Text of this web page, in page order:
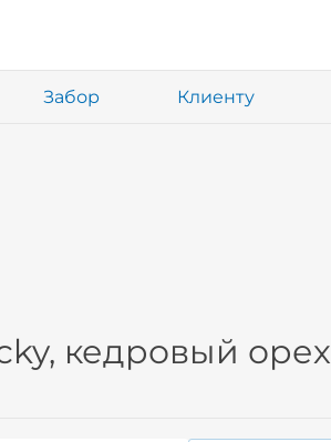
Забор Клиенту
кедровый орех